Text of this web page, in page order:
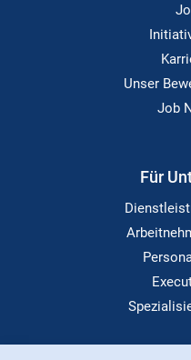
Unser
Job
Für